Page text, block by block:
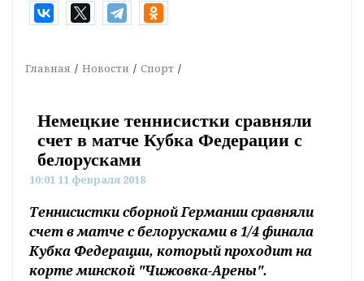
Главная Новости Спорт
Немецкие теннисистки сравняли
счет в матче Кубка Федерации с
белорусками
10:01 11 февраля 2018
Теннисистки сборной Германии сравняли
счет в матче с белорусками в 1/4 финала
Кубка Федерации, который проходит на
корте минской "Чижовка-Арены".